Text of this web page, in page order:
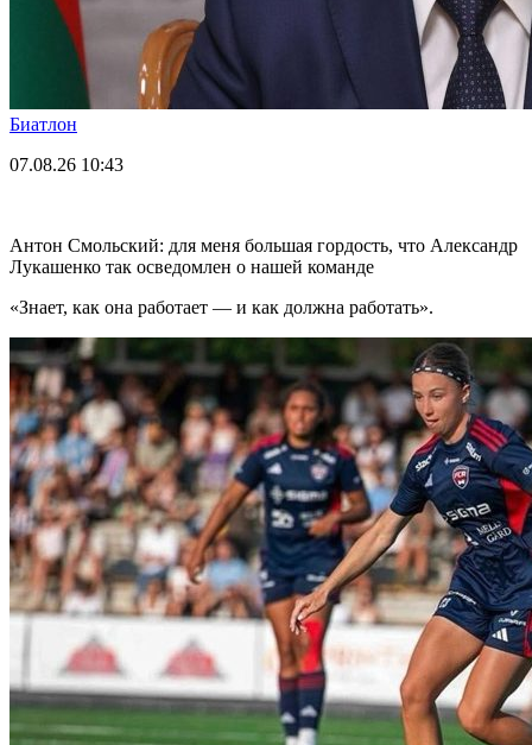
Биатлон
07.08.26 10:43
Антон Смольский: для меня большая гордость, что Александр
Лукашенко так осведомлен о нашей команде
«Знает, как она работает — и как должна работать».